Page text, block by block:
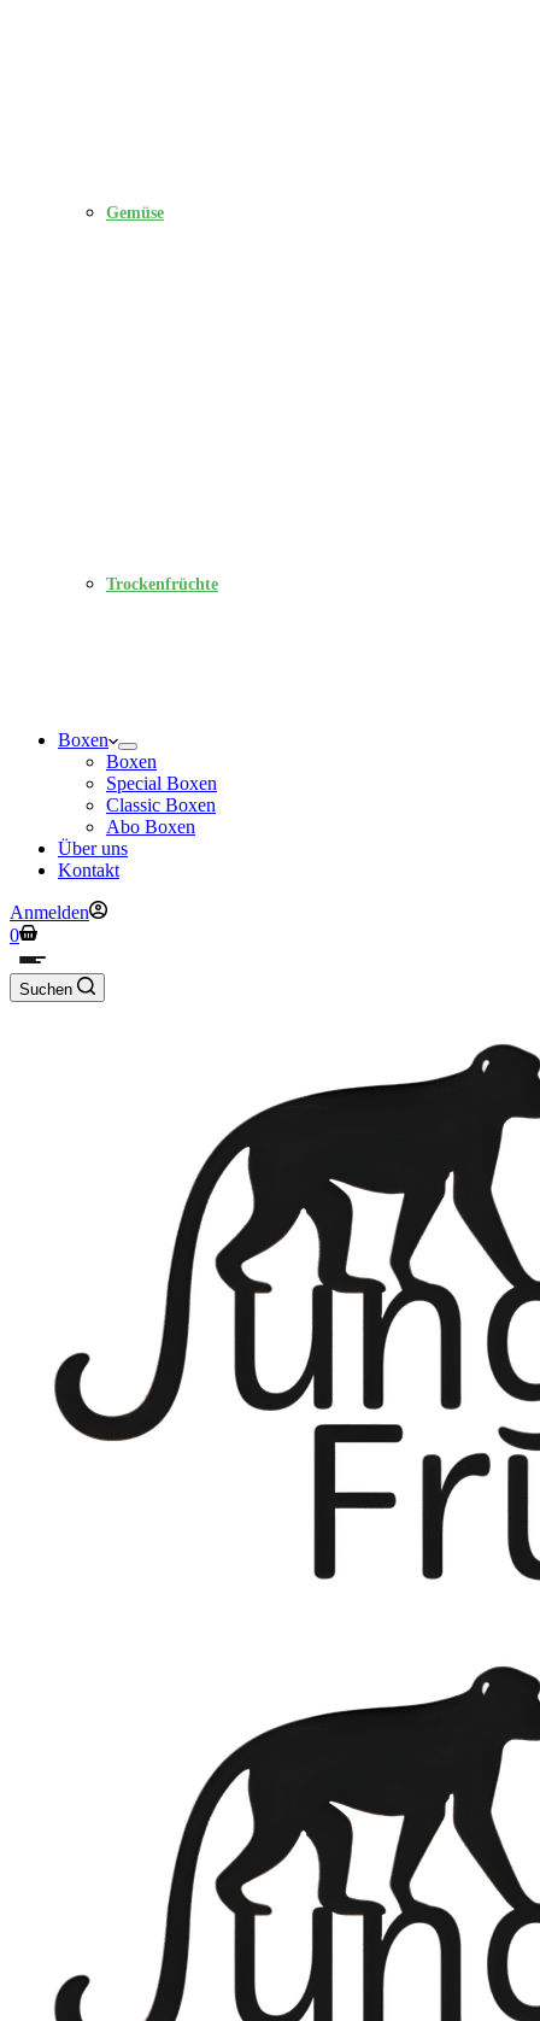
Gemüse
Trockenfrüchte
Boxen
Boxen
Special Boxen
Classic Boxen
Abo Boxen
Über uns
Kontakt
Anmelden
Warenkorb
0
Suchen